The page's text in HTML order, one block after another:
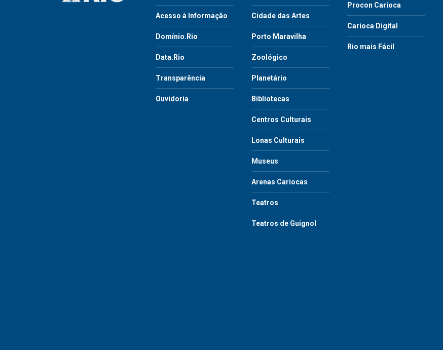
Acesso à Informação
Domínio.Rio
Data.Rio
Transparência
Ouvidoria
Cidade das Artes
Porto Maravilha
Zoológico
Planetário
Bibliotecas
Centros Culturais
Lonas Culturais
Museus
Arenas Cariocas
Teatros
Teatros de Guignol
Procon Carioca
Carioca Digital
Rio mais Fácil